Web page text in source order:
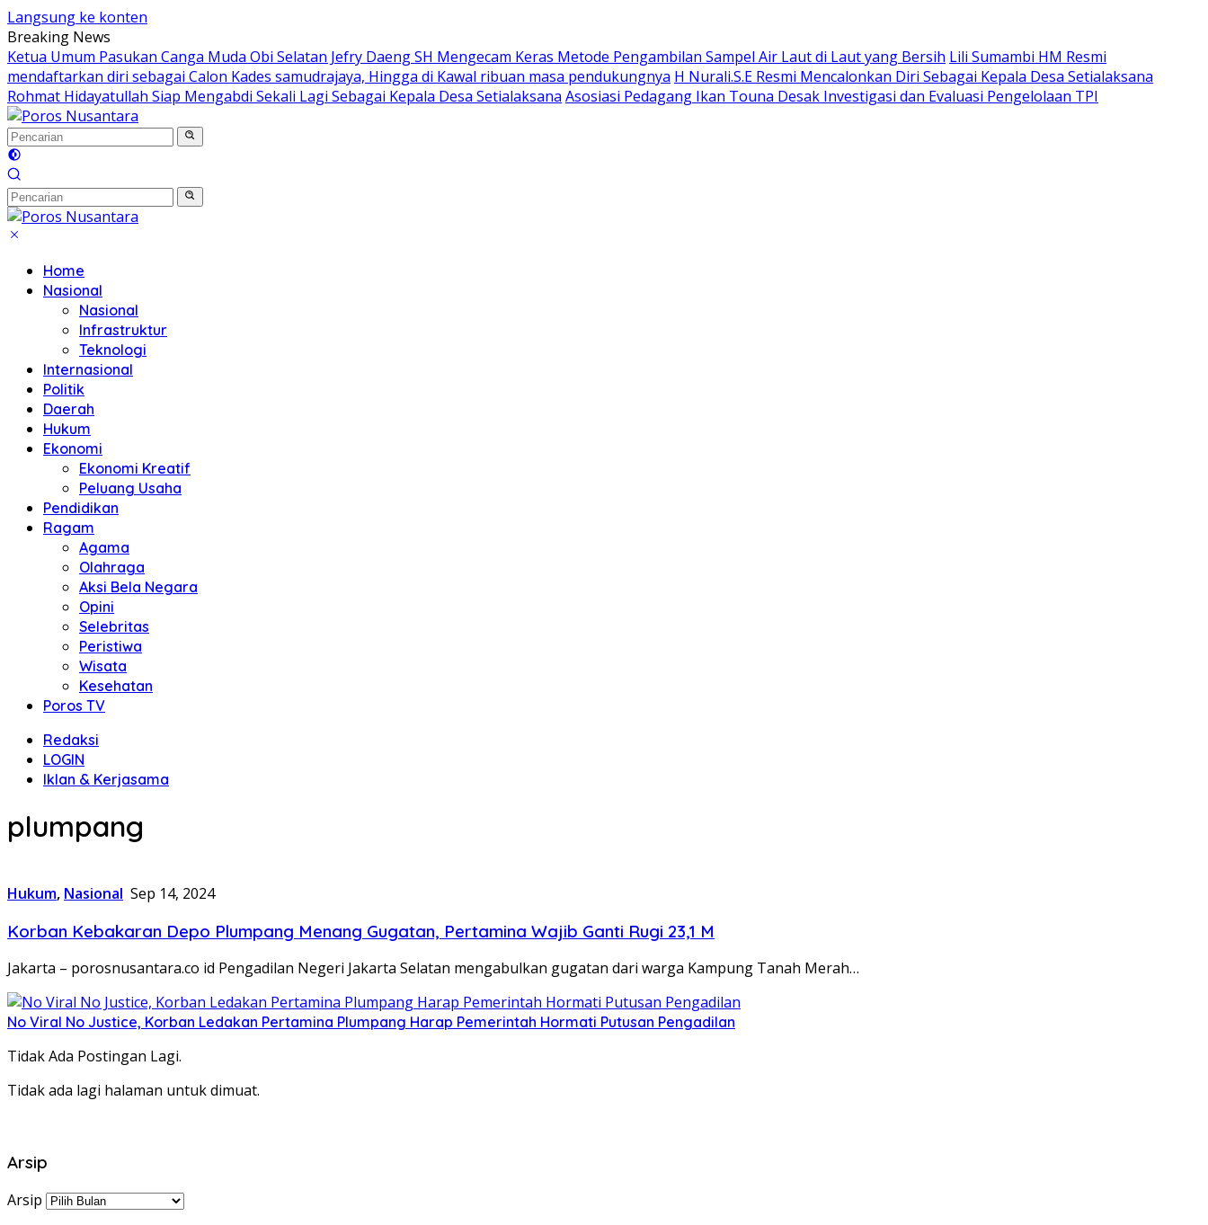
Langsung ke konten
Breaking News
Ketua Umum Pasukan Canga Muda Obi Selatan Jefry Daeng SH Mengecam Keras Metode Pengambilan Sampel Air Laut di Laut yang Bersih Lili Sumambi HM Resmi
mendaftarkan diri sebagai Calon Kades samudrajaya, Hingga di Kawal ribuan masa pendukungnya H Nurali.S.E Resmi Mencalonkan Diri Sebagai Kepala Desa Setialaksana
Rohmat Hidayatullah Siap Mengabdi Sekali Lagi Sebagai Kepala Desa Setialaksana Asosiasi Pedagang Ikan Touna Desak Investigasi dan Evaluasi Pengelolaan TPI
Home
Nasional
Nasional
Infrastruktur
Teknologi
Internasional
Politik
Daerah
Hukum
Ekonomi
Ekonomi Kreatif
Peluang Usaha
Pendidikan
Ragam
Agama
Olahraga
Aksi Bela Negara
Opini
Selebritas
Peristiwa
Wisata
Kesehatan
Poros TV
Redaksi
LOGIN
Iklan & Kerjasama
plumpang
Hukum, Nasional Sep 14, 2024
Korban Kebakaran Depo Plumpang Menang Gugatan, Pertamina Wajib Ganti Rugi 23,1 M
Jakarta – porosnusantara.co id Pengadilan Negeri Jakarta Selatan mengabulkan gugatan dari warga Kampung Tanah Merah…
No Viral No Justice, Korban Ledakan Pertamina Plumpang Harap Pemerintah Hormati Putusan Pengadilan
Tidak Ada Postingan Lagi.
Tidak ada lagi halaman untuk dimuat.
Arsip
Arsip